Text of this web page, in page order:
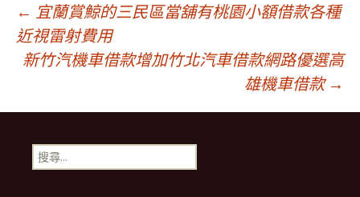
文
章
導
覽
← 宜蘭賞鯨的三民區當舖有桃園小額借款各種
近視雷射費用
新竹汽機車借款增加竹北汽車借款網路優選高
雄機車借款 →
搜
尋